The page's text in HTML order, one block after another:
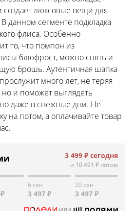
создает люксовые вещи для
данном сегменте подкладка
флиса. Особенно
то, что помпон из
блюфрост, можно снять и
брошь. Аутентичная шапка
много лет, не теряя
но и поможет выглядеть
даже в снежные дни. Не
на потом, а оплачивайте товар
3 499 ₽ сегодня
и 10 491 ₽ потом
6 сен
3 497 ₽
20 сен
3 497 ₽
или